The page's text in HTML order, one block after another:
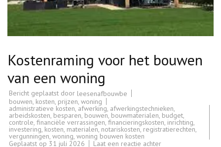
Kostenraming voor het bouwen
van een woning
Bericht geplaatst door leesenafbouwbe
bouwen kosten prijzen woning
administratieve kosten afwerking afwerkingstechnieken
arbeidskosten besparen bouwen bouwmaterialen budget
controle financiële verrassingen financieringskosten inrichting
investering kosten materialen notariskosten, registratierechten
vergunningen woning woning bouwen kosten
Geplaatst op 31 juli 2026 Laat een reactie achterop